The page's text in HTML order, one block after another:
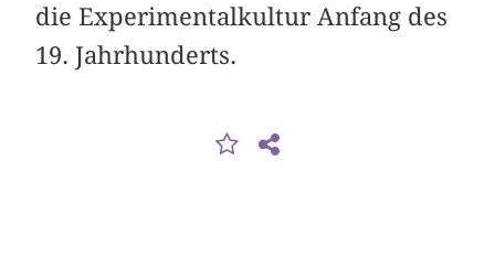
die Experimentalkultur Anfang des
19. Jahrhunderts.